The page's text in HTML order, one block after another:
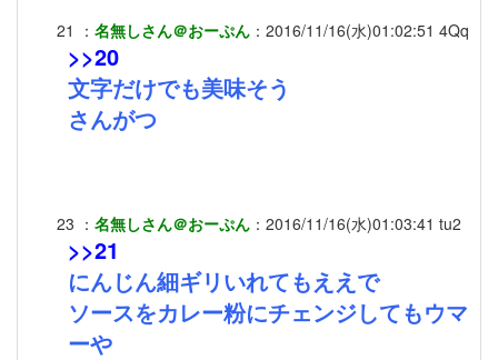
21 ： 名無しさん＠おーぷん ： 2016/11/16(水)01:02:51 4Qq
>>20
文字だけでも美味そう
さんがつ
23 ： 名無しさん＠おーぷん ： 2016/11/16(水)01:03:41 tu2
>>21
にんじん細ギリいれてもええで
ソースをカレー粉にチェンジしてもウマ
ーや